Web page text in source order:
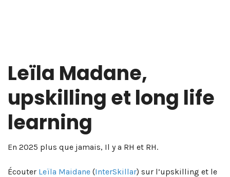
Leïla Madane,
upskilling et long life
learning
En 2025 plus que jamais, Il y a RH et RH.
Écouter Leïla Maidane (InterSkillar) sur l’upskilling et le